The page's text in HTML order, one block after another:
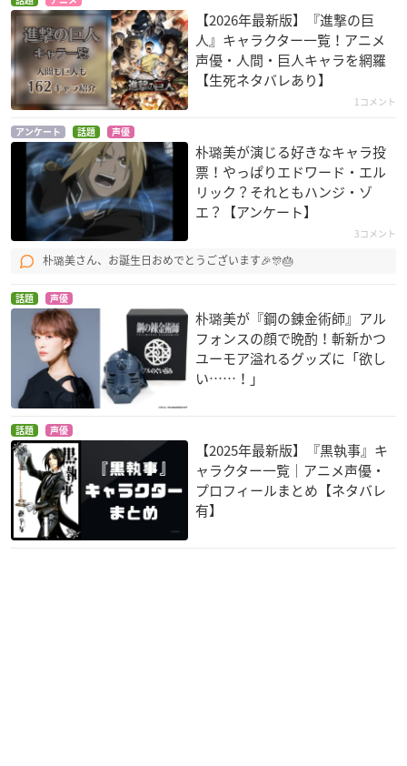
白鷺城ルイ クイーン
進撃の巨人 Season
2
ハンジ・ゾエ
鬼平
おまさ
にゃんぼー！
トラ
ダンガンロンパ3 -Th
e End of 希望ヶ峰学
園- （絶望編）
終里赤音
牙狼 -紅蓮ノ月-
星明
VENUS PROJECT －
【2026年最新版】『進撃の巨
人』キャラクター一覧！アニメ
声優・人間・巨人キャラを網羅
【生死ネタバレあり】
1コメント
アンケート 話題 声優
朴璐美が演じる好きなキャラ投
票！やっぱりエドワード・エル
リック？それともハンジ・ゾ
エ？【アンケート】
3コメント
朴璐美さん、お誕生日おめでとうございます🎉🎊🎂
話題 声優
朴璐美が『鋼の錬金術師』アル
フォンスの顔で晩酌！斬新かつ
ユーモア溢れるグッズに「欲し
い……！」
話題 声優
【2025年最新版】『黒執事』キ
ャラクター一覧｜アニメ声優・
プロフィールまとめ【ネタバレ
有】